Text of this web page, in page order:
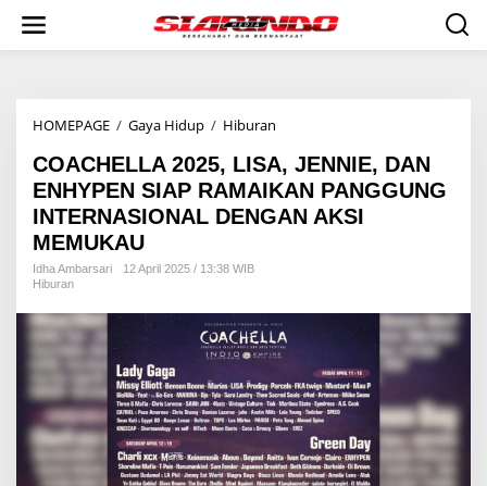
i
HOMEPAGE / Gaya Hidup / Hiburan
A
C
H
E
0
2
5
,
L
I
A
,
COACHELLA 2025, LISA, JENNIE, DAN
ENHYPEN SIAP RAMAIKAN PANGGUNG
INTERNASIONAL DENGAN AKSI
MEMUKAU
Idha Ambarsari
12 April 2025 / 13:38 WIB
Hiburan